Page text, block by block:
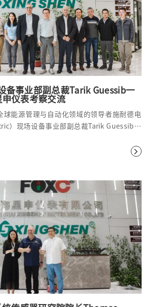
备事业部副总裁Tarik Guessib一
仪表考察交流
球能源管理与自动化领域的领导者施耐德电
）现场设备事业部副总裁Tarik Guessib、